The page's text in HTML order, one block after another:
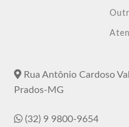
Rua Antônio Cardoso
Prados-MG
(32) 9 9800-9654